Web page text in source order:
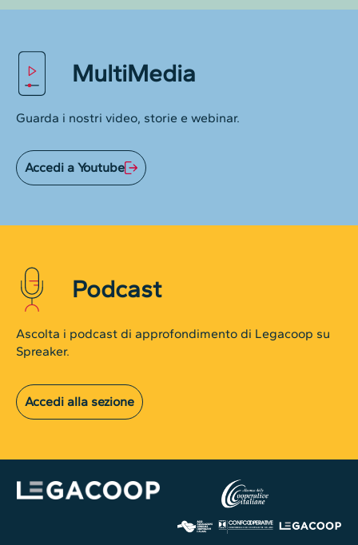
MultiMedia
Guarda i nostri video, storie e webinar.
Accedi a Youtube
Podcast
Ascolta i podcast di approfondimento di Legacoop su
Spreaker.
Accedi alla sezione